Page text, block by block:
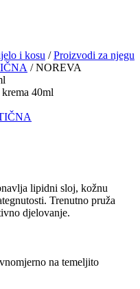
i kosu /Proizvodi za njegu
/ NOREVA
40ml
lipidni sloj, kožnu
Trenutno pruža
djelovanje.
na temeljito